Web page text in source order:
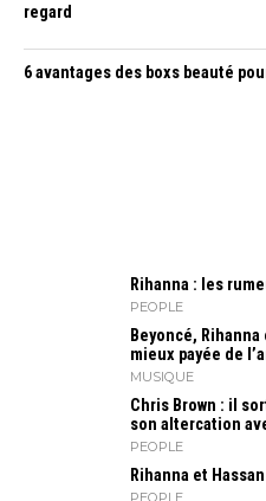
regard
6 avantages des boxs beauté
Rihanna : les
PEOPLE
Beyoncé,
mieux payée de
MUSIQUE
Chris Brown : il
son altercation
PEOPLE
Rihanna et
PEOPLE